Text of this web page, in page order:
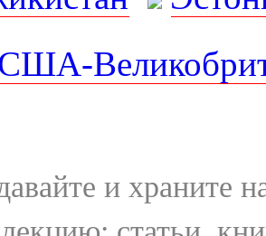
и храните